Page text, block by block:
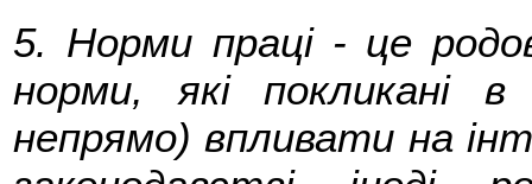
5. Норми праці - це
норми, які покликані
непрямо) впливати на